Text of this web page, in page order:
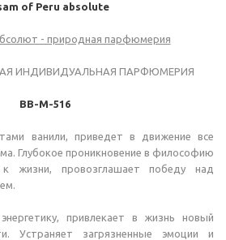
of Peru absolute
- природная парфюмерия
ИНДИВИДУАЛЬНАЯ ПАРФЮМЕРИЯ
BB-M-516
ванили, приведет в движение все
Глубокое проникновение в философию
жизни, провозглашает победу над
привлекает в жизнь новый
Устраняет загрязненные эмоции и